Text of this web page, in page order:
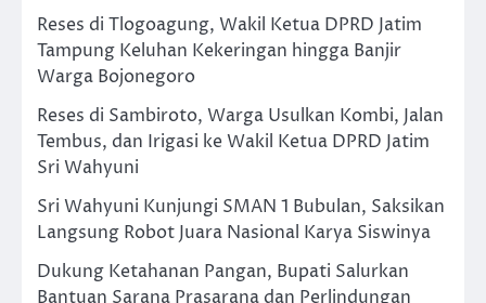
Reses di Tlogoagung, Wakil Ketua DPRD Jatim
Tampung Keluhan Kekeringan hingga Banjir
Warga Bojonegoro
Reses di Sambiroto, Warga Usulkan Kombi, Jalan
Tembus, dan Irigasi ke Wakil Ketua DPRD Jatim
Sri Wahyuni
Sri Wahyuni Kunjungi SMAN 1 Bubulan, Saksikan
Langsung Robot Juara Nasional Karya Siswinya
Dukung Ketahanan Pangan, Bupati Salurkan
Bantuan Sarana Prasarana dan Perlindungan